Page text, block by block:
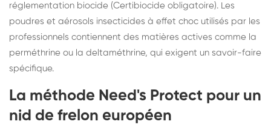
réglementation biocide (Certibiocide obligatoire). Les
poudres et aérosols insecticides à effet choc utilisés par les
professionnels contiennent des matières actives comme la
perméthrine ou la deltaméthrine, qui exigent un savoir-faire
spécifique.
La méthode Need's Protect pour un
nid de frelon européen